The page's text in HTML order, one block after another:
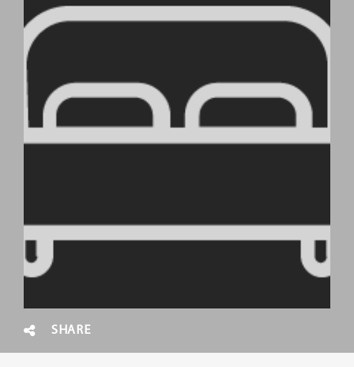
SHARE